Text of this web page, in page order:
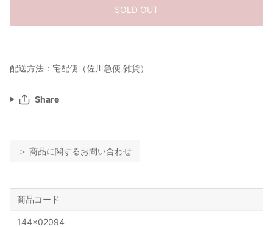
SOLD OUT
配送方法：宅配便（佐川急便 雑貨）
Share
＞ 商品に関するお問い合わせ
商品コード
144x02094